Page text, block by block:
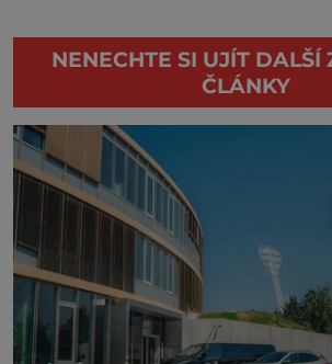
NENECHTE SI UJÍT DALŠÍ
ČLÁNKY